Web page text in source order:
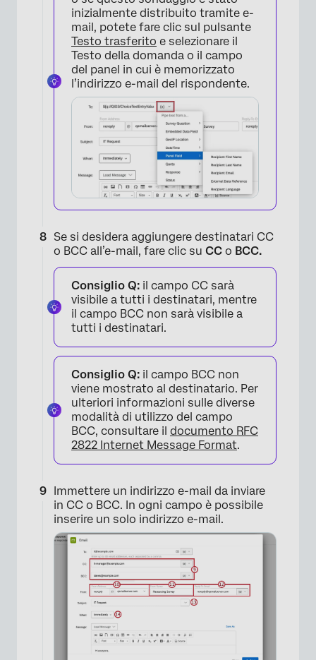
×
×
×
×
inizialmente distribuito tramite e-
mail, potete fare clic sul pulsante
Testo trasferito e selezionare il
Testo della domanda o il campo
del panel in cui è memorizzato
l’indirizzo e-mail del rispondente.
Se si desidera aggiungere destinatari CC
o BCC all’e-mail, fare clic su CC o BCC.
Consiglio Q: il campo CC sarà
visibile a tutti i destinatari, mentre
il campo BCC non sarà visibile a
tutti i destinatari.
Consiglio Q: il campo BCC non
viene mostrato al destinatario. Per
ulteriori informazioni sulle diverse
modalità di utilizzo del campo
BCC, consultare il documento RFC
2822 Internet Message Format.
Immettere un indirizzo e-mail da inviare
in CC o BCC. In ogni campo è possibile
inserire un solo indirizzo e-mail.